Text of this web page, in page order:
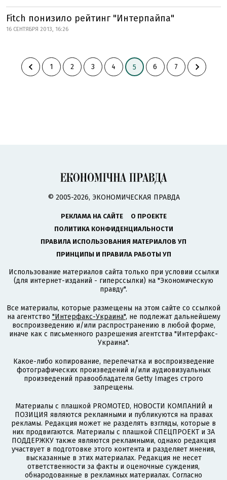
Fitch понизило рейтинг "Интерпайпа"
16 СЕНТЯБРЯ 2013, 16:26
1 2 3 4 5 6 7
© 2005-2026, ЭКОНОМИЧЕСКАЯ ПРАВДА
РЕКЛАМА НА САЙТЕ
О ПРОЕКТЕ
ПОЛИТИКА КОНФИДЕНЦИАЛЬНОСТИ
ПРАВИЛА ИСПОЛЬЗОВАНИЯ МАТЕРИАЛОВ УП
ПРИНЦИПЫ И ПРАВИЛА РАБОТЫ УП
Использование материалов сайта только при условии ссылки
(для интернет-изданий - гиперссылки) на "Экономическую
правду".
Все материалы, которые размещены на этом сайте со ссылкой
на агентство "Интерфакс-Украина", не подлежат дальнейшему
воспроизведению и/или распространению в любой форме,
иначе как с письменного разрешения агентства "Интерфакс-
Украина".
Какое-либо копирование, перепечатка и воспроизведение
фотографических произведений и/или аудиовизуальных
произведений правообладателя Getty Images строго
запрещены.
Материалы с плашкой PROMOTED, НОВОСТИ КОМПАНИЙ и
ПОЗИЦИЯ являются рекламными и публикуются на правах
рекламы. Редакция может не разделять взгляды, которые в
них продвигаются. Материалы с плашкой СПЕЦПРОЕКТ и ЗА
ПОДДЕРЖКУ также являются рекламными, однако редакция
участвует в подготовке этого контента и разделяет мнения,
высказанные в этих материалах. Редакция не несет
ответственности за факты и оценочные суждения,
обнародованные в рекламных материалах. Согласно